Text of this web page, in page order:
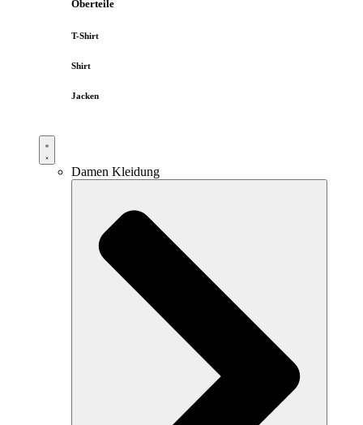
Oberteile
T-Shirt
Shirt
Jacken
Damen Kleidung